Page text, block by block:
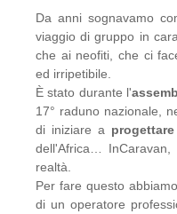
Da anni sognavamo
viaggio di gruppo in
che ai neofiti, che ci
ed irripetibile.
È stato durante l'
17° raduno nazionale,
di iniziare a
dell'Africa…
realtà.
Per fare questo
di un operatore